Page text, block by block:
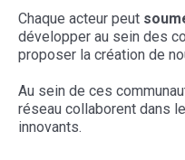
Chaque acteur peut
développer au sein des
proposer la création de
Au sein de ces
réseau collaborent dans
innovants.